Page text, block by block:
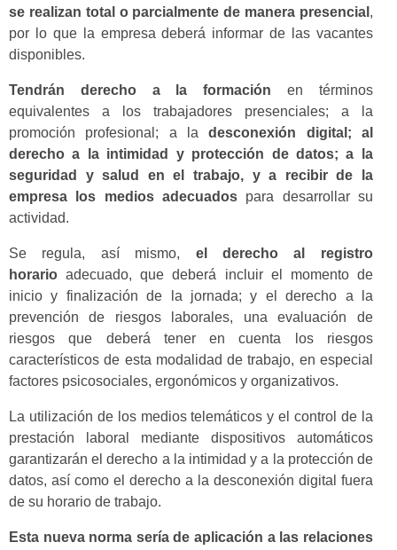
se realizan total o parcialmente de manera presencial ,
por lo que la empresa deberá informar de las vacantes
disponibles.
Tendrán derecho a la formaciónen términos
equivalentes a los trabajadores presenciales; a la
promoción profesional; a ladesconexión digital; al
derecho a la intimidad y protección de datos; a la
seguridad y salud en el trabajo, y a recibir de la
empresa los medios adecuadospara desarrollar su
actividad.
Se regula, así mismo, el derecho al registro
horario adecuado, que deberá incluir el momento de
inicio y finalización de la jornada; y el derecho a la
prevención de riesgos laborales, una evaluación de
riesgos que deberá tener en cuenta los riesgos
característicos de esta modalidad de trabajo, en especial
factores psicosociales, ergonómicos y organizativos.
La utilización de los medios telemáticos y el control de la
prestación laboral mediante dispositivos automáticos
garantizarán el derecho a la intimidad y a la protección de
datos, así como el derecho a la desconexión digital fuera
de su horario de trabajo.
Esta nueva norma sería de aplicación a las relaciones